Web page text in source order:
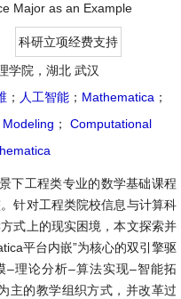
Major as an Example
科研立项经费支持
学院，湖北 武汉
； 人工智能 ； Mathematica ；
；
Computational
下工程类专业的数学基础课程
针对工程类院校信息与计算科
式上的现实困境，本文探索并
平台内嵌”为核心的双引擎驱
–理论分析–算法实现–智能拓
主的教学组织方式，并改革过